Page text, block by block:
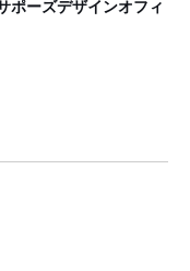
ポーズデザインオフィ